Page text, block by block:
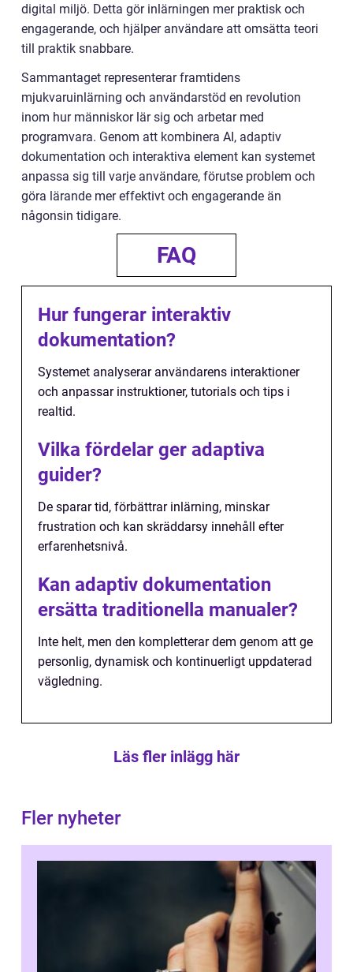
digital miljö. Detta gör inlärningen mer praktisk och
engagerande, och hjälper användare att omsätta teori
till praktik snabbare.
Sammantaget representerar framtidens
mjukvaruinlärning och användarstöd en revolution
inom hur människor lär sig och arbetar med
programvara. Genom att kombinera AI, adaptiv
dokumentation och interaktiva element kan systemet
anpassa sig till varje användare, förutse problem och
göra lärande mer effektivt och engagerande än
någonsin tidigare.
FAQ
Hur fungerar interaktiv
dokumentation?
Systemet analyserar användarens interaktioner
och anpassar instruktioner, tutorials och tips i
realtid.
Vilka fördelar ger adaptiva
guider?
De sparar tid, förbättrar inlärning, minskar
frustration och kan skräddarsy innehåll efter
erfarenhetsnivå.
Kan adaptiv dokumentation
ersätta traditionella manualer?
Inte helt, men den kompletterar dem genom att ge
personlig, dynamisk och kontinuerligt uppdaterad
vägledning.
Läs fler inlägg här
Fler nyheter